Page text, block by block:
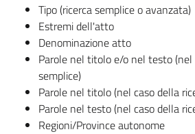
Tipo (ricerca semplice o avanzata)
Estremi dell'atto
Denominazione atto
Parole nel titolo e/o nel testo (nel
semplice)
Parole nel titolo (nel caso della
Parole nel testo (nel caso della
Regioni/Province autonome